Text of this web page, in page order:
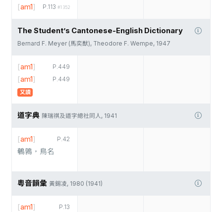
P.113 #1352
[am1]
The Student’s Cantonese-English Dictionary
Bernard F. Meyer (馬奕猷), Theodore F. Wempe, 1947
P.449
[am1]
P.449
[am1]
又讀
道字典 陳瑞祺及道字總社同人, 1941
P.42
[am1]
鵪鶉，鳥名
粵音韻彙 黃錫凌, 1980 (1941)
P.13
[am1]